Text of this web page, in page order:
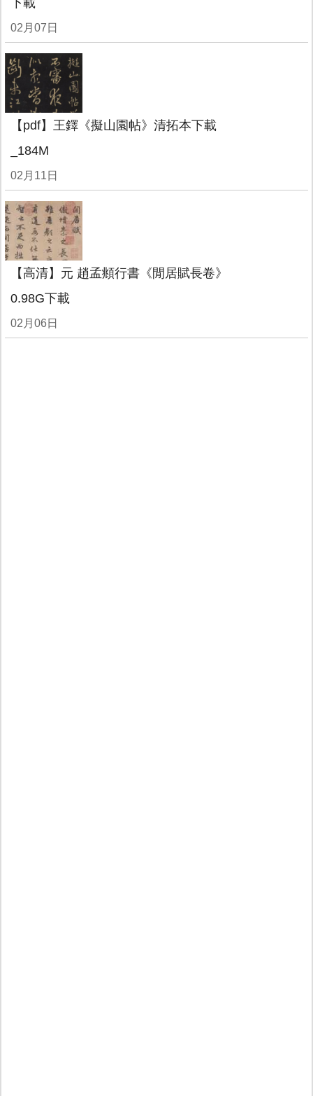
02月07日
【pdf】王鐸《擬山園帖》清拓本下載
_184M
02月11日
【高清】元 趙孟頫行書《閒居賦長卷》
0.98G下載
02月06日